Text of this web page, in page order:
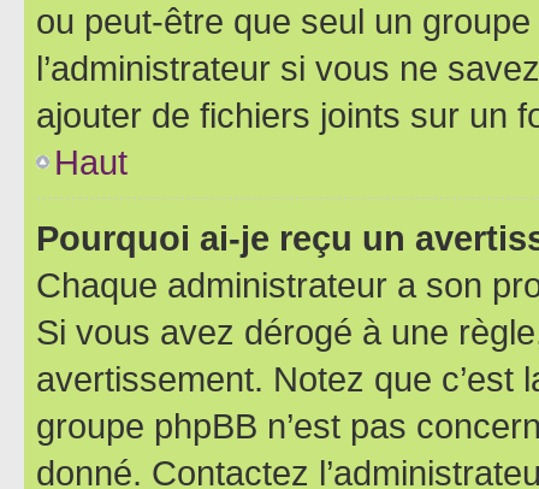
ou peut-être que seul un
l’administrateur si vous ne
ajouter de fichiers joints sur un
Haut
Pourquoi ai-je reçu un
Chaque administrateur a son
Si vous avez dérogé à une
avertissement. Notez que c’est
groupe phpBB n’est pas
donné. Contactez